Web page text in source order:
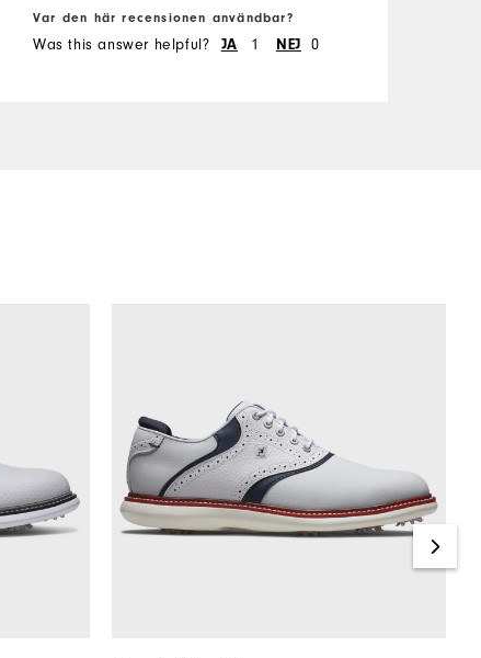
Var den här recensionen användbar?
Was this answer helpful? JA 1 NEJ 0